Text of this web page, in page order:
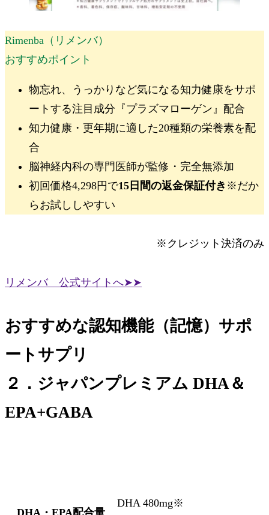
Rimenba（リメンバ）
おすすめポイント
物忘れ、うっかりなど気になる知力健康をサポ
ートする注目成分 『プラズマローゲン』 配合
知力健康・更年期に適した20種類の栄養素を配
合
脳神経内科の専門医師が監修・完全無添加
初回価格4,298円で15日間の返金保証付き ※だか
らお試ししやすい
※クレジット決済のみ
リメンバ 公式サイトへ➤➤
おすすめな認知機能（記憶）サポ
ートサプリ
２．ジャパンプレミアム DHA＆
EPA+GABA
DHA 480mg※